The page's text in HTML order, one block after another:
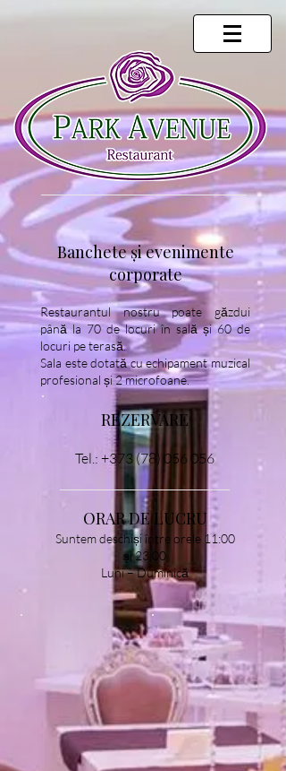
Banchete și evenimente
corporate
Restaurantul nostru poate găzdui
până la 70 de locuri în sală și 60 de
locuri pe terasă.
Sala este dotată cu echipament muzical
profesional și 2 microfoane.
REZERVARE
Tel.: +373 (78) 056 056
ORAR DE LUCRU
Suntem deschiși între orele 11:00
și 23:00
Luni – Duminică